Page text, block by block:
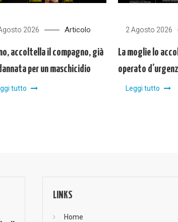
2026 Articolo
accoltella il compagno, già
per un maschicidio
tutto
2 Agosto 2026
La moglie lo
operato
Leggi tutto
LINKS
Home